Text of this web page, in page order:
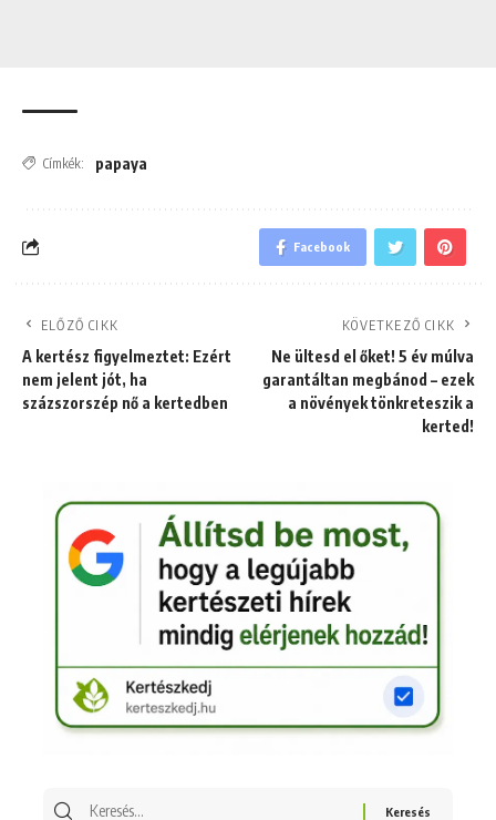
Címkék: papaya
Facebook
ELŐZŐ CIKK
A kertész figyelmeztet: Ezért
nem jelent jót, ha
százszorszép nő a kertedben
KÖVETKEZŐ CIKK
Ne ültesd el őket! 5 év múlva
garantáltan megbánod – ezek
a növények tönkreteszik a
kerted!
Keresés